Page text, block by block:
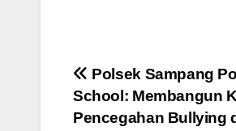
Navigasi
pos
Polsek Sampang
School: Membangun
Pencegahan Bullying